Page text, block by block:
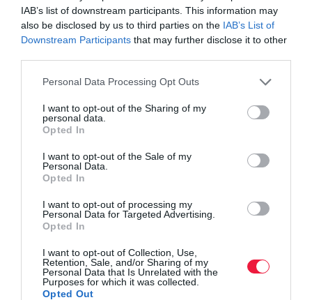
IAB’s list of downstream participants. This information may
also be disclosed by us to third parties on the IAB’s List of
Downstream Participants that may further disclose it to other
Please note that this website/app uses one or more Google
not limited to your visit or usage behaviour. You may click to
grant or deny consent to Google and its third-party tags to
use your data for below specified purposes in below Google
consent section.
Personal Data Processing Opt Outs
I want to opt-out of the Sharing of my
personal data.
Opted In
I want to opt-out of the Sale of my
Personal Data.
Opted In
I want to opt-out of processing my
Personal Data for Targeted Advertising.
Opted In
I want to opt-out of Collection, Use,
Retention, Sale, and/or Sharing of my
Personal Data that Is Unrelated with the
Purposes for which it was collected.
Opted Out
Olvasd el ezt is!
Az erdőtűz nem ismer határokat, a védekezés sem
Három nővér a kertben: csodát tesz ez a
növénytársítás
zöldhulladék tiltás